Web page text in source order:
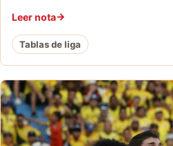
Leer nota
Tablas de liga